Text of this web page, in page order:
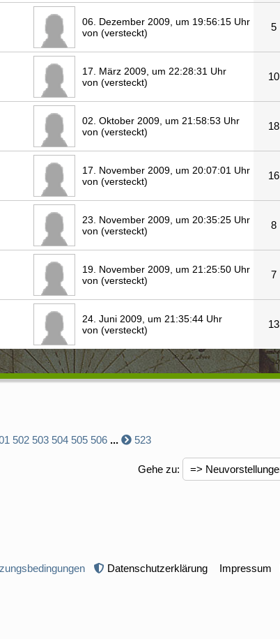
06. Dezember 2009, um 19:56:15 Uhr
von (versteckt)
5
17. März 2009, um 22:28:31 Uhr
von (versteckt)
10
02. Oktober 2009, um 21:58:53 Uhr
von (versteckt)
18
17. November 2009, um 20:07:01 Uhr
von (versteckt)
16
23. November 2009, um 20:35:25 Uhr
von (versteckt)
8
19. November 2009, um 21:25:50 Uhr
von (versteckt)
7
24. Juni 2009, um 21:35:44 Uhr
von (versteckt)
13
502 503 504 505 506 ... 523
Gehe zu:
Datenschutzerklärung Impressum